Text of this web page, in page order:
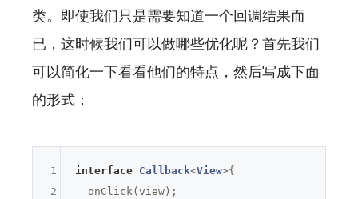
类。即使我们只是需要知道一个回调结果而
已，这时候我们可以做哪些优化呢？首先我们
可以简化一下看看他们的特点，然后写成下面
的形式：
interface Callback<View>{
  onClick(view);
1
2